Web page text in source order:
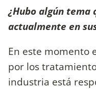
¿Hubo algún tema
actualmente en
En este momento
por los
industria está